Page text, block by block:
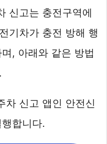
신고는 충전구역에
기차가 충전 방해 행
, 아래와 같은 방법
차 신고 앱인 안전신
합니다.